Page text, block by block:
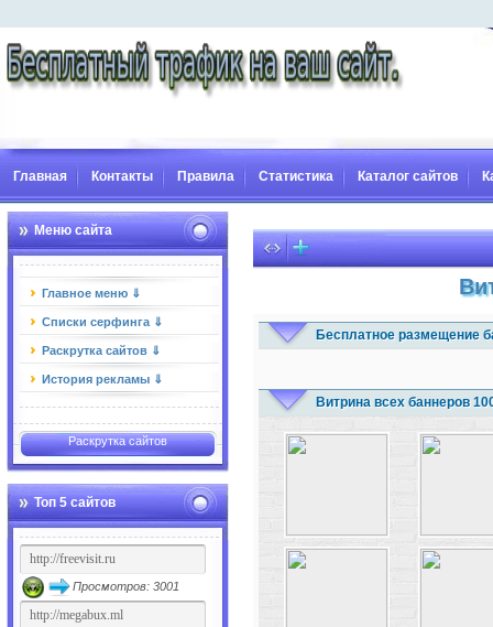
Главная Контакты Правила Статистика Каталог сайтов
Меню сайта
Главное меню ⇓
Списки серфинга ⇓
Раскрутка сайтов ⇓
История рекламы ⇓
Раскрутка сайтов
Топ 5 сайтов
Просмотров: 3001
Бесплатное размещение
Витрина всех баннеров